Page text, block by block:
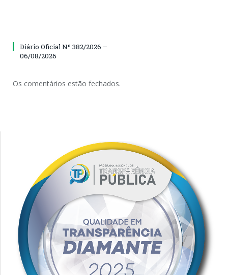
Diário Oficial Nº 382/2026 –
06/08/2026
Os comentários estão fechados.